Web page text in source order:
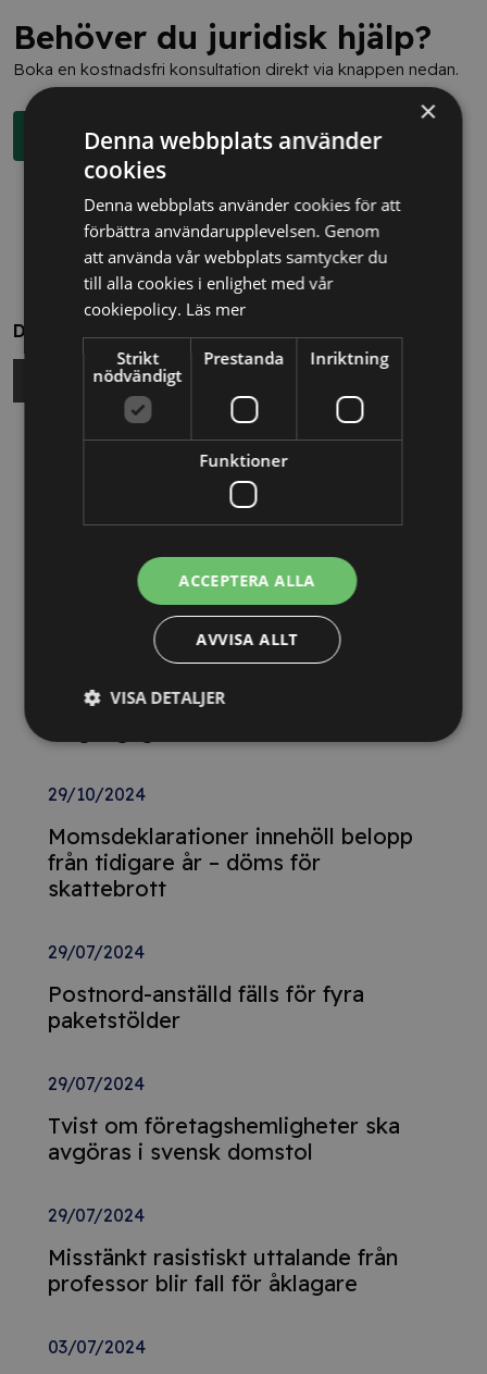
Behöver du juridisk hjälp?
Boka en kostnadsfri konsultation direkt via knappen nedan.
Boka rådgivning
Dela
Relaterade nyheter
svenska företag – lär dig vinna
upphandlingar med våra nya kurser
Detta innebär
29/10/2024
Momsdeklarationer innehöll belopp
från tidigare år – döms för
skattebrott
29/07/2024
Postnord-anställd fälls för fyra
paketstölder
29/07/2024
Tvist om företagshemligheter ska
avgöras i svensk domstol
29/07/2024
Misstänkt rasistiskt uttalande från
professor blir fall för åklagare
03/07/2024
×
Denna webbplats använder
cookies
Denna webbplats använder cookies för att
förbättra användarupplevelsen. Genom
att använda vår webbplats samtycker du
till alla cookies i enlighet med vår
cookiepolicy. Läs mer
Strikt
nödvändigt
Prestanda Inriktning
Funktioner
ACCEPTERA ALLA
AVVISA ALLT
VISA DETALJER